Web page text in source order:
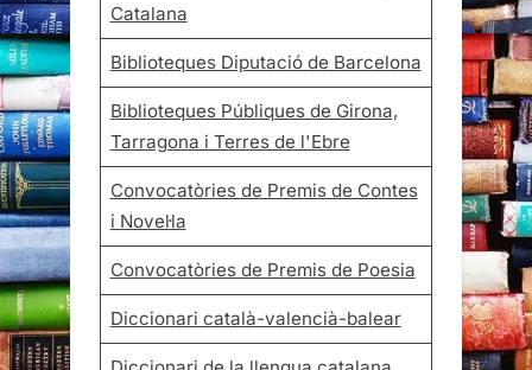
Catalana
Biblioteques Diputació de Barcelona
Biblioteques Públiques de Girona,
Tarragona i Terres de l'Ebre
Convocatòries de Premis de Contes
i Novel·la
Convocatòries de Premis de Poesia
Diccionari català-valencià-balear